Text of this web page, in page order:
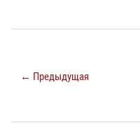
← Предыдущая